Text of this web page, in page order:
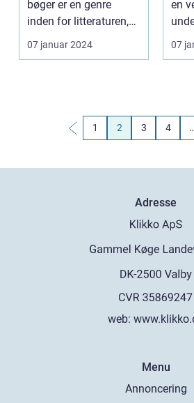
bøger er en genre
inden for litteraturen,
der fokuserer på e...
07 januar 2024
en
07
1 2 3 4 …
Adresse
web:
Menu
Annoncering